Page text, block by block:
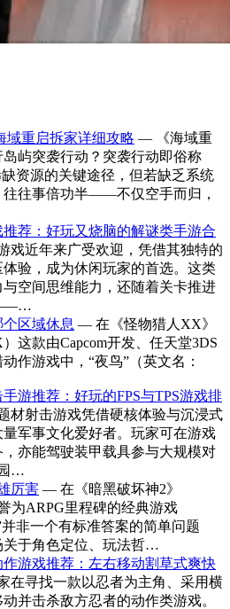
域重启拆家详细攻略 — 《海域重
屿突袭行动？突袭行动即俗称
资源的关键途径，但若缺乏系统
往往事倍功半——不仅空手而归，
推荐：好玩又烧脑的解谜类手游合
戏近年来广受欢迎，凭借其独特的
验，成为休闲玩家的首选。这类
空间思维能力，还随着关卡推进
——…
区域休息 — 在《怪物猎人XX》
）这款由Capcom开发、任天堂3DS
作游戏中，“夜鸟”（英文名：
游推荐：好玩的FPS与TPS游戏排
材射击游戏凭借硬核体验与沉浸式
军事文化爱好者。玩家可在游戏
亦能驾驶装甲载具参与大规模对
…
厉害 — 在《暗黑破坏神2》
为ARPG里程碑的经典游戏
非一个有标准答案的简单问题
于角色定位、玩法哲…
作游戏推荐：左右移动割草式爽快
在寻找一款以忍者为主角、采用横
并击杀敌方忍者的动作类游戏。